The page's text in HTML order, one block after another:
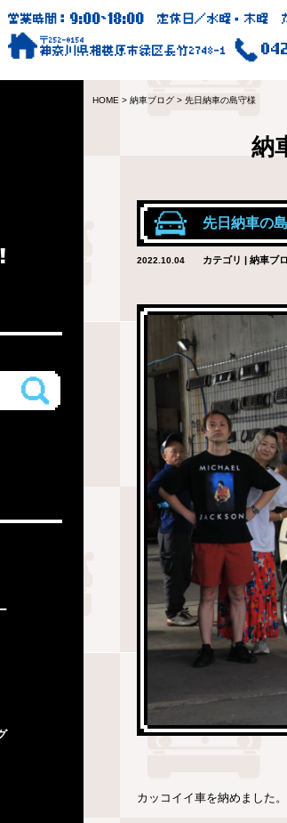
営業時間：9:00~18:00 定休日／水曜・木曜
〒252-0154
神奈川県相模原市緑区長竹2748-1
HOME > 納車ブログ > 先日納車の島守様
納
先日納車の
2022.10.04 カテゴリ | 納車ブ
カッコイイ車を納めました。